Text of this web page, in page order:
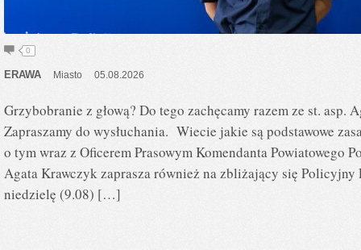
0
ERAWA Miasto 05.08.2026
Grzybobranie z głową? Do tego zachęcamy razem ze st.
Zapraszamy do wysłuchania. Wiecie jakie są podstawowe
o tym wraz z Oficerem Prasowym Komendanta Powiatowego
Agata Krawczyk zaprasza również na zbliżający się
niedzielę (9.08) […]